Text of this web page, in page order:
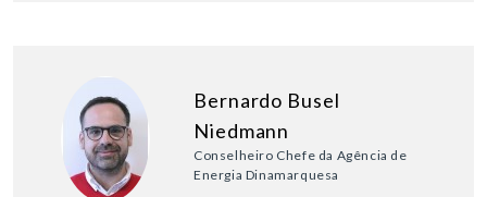
Bernardo Busel
Niedmann
Conselheiro Chefe da Agência de
Energia Dinamarquesa